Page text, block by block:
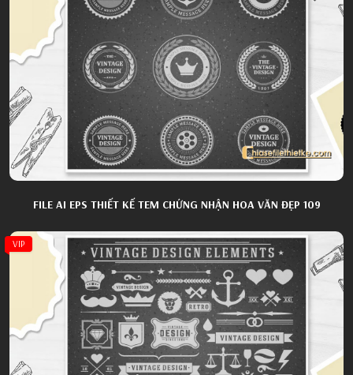
FILE AI EPS THIẾT KẾ TEM CHỨNG NHẬN HOA VĂN ĐẸP 109
VIP